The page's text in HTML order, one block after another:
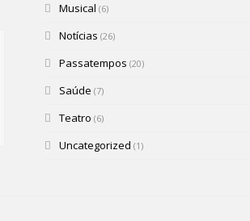
Musical (6)
Notícias (26)
Passatempos (20)
Saúde (7)
Teatro (6)
Uncategorized (1)